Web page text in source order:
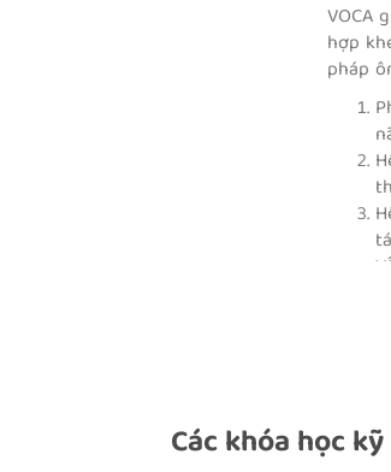
VOCA
hợp
pháp
Các khóa học